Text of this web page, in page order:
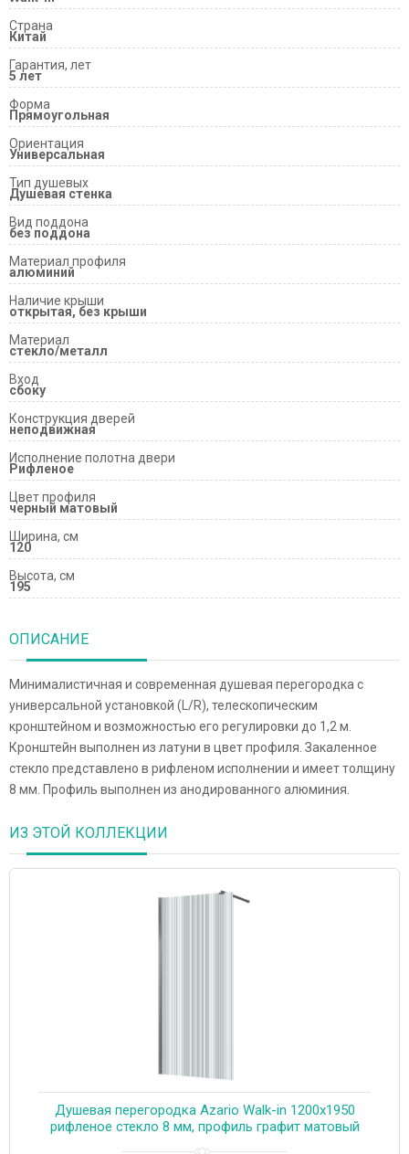
Страна
Китай
Гарантия, лет
5 лет
Форма
Прямоугольная
Ориентация
Универсальная
Тип душевых
Душевая стенка
Вид поддона
без поддона
Материал профиля
алюминий
Наличие крыши
открытая, без крыши
Материал
стекло/металл
Вход
сбоку
Конструкция дверей
неподвижная
Исполнение полотна двери
Рифленое
Цвет профиля
черный матовый
Ширина, см
120
Высота, см
195
ОПИСАНИЕ
Минималистичная и современная душевая перегородка с
универсальной установкой (L/R), телескопическим
кронштейном и возможностью его регулировки до 1,2 м.
Кронштейн выполнен из латуни в цвет профиля. Закаленное
стекло представлено в рифленом исполнении и имеет толщину
8 мм. Профиль выполнен из анодированного алюминия.
ИЗ ЭТОЙ КОЛЛЕКЦИИ
Душевая перегородка Azario Walk-in 1200х1950
рифленое стекло 8 мм, профиль графит матовый